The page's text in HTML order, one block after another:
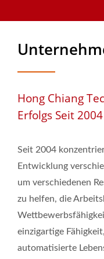
Hong
Anzeigeförderern,
Lebensmittelliefer-
uns gerne.
Hong Chiang
Erfolgs Seit 2004
Seit 2004
Entwicklung
um verschiedenen
zu helfen, die
einzigartige
automatisierte